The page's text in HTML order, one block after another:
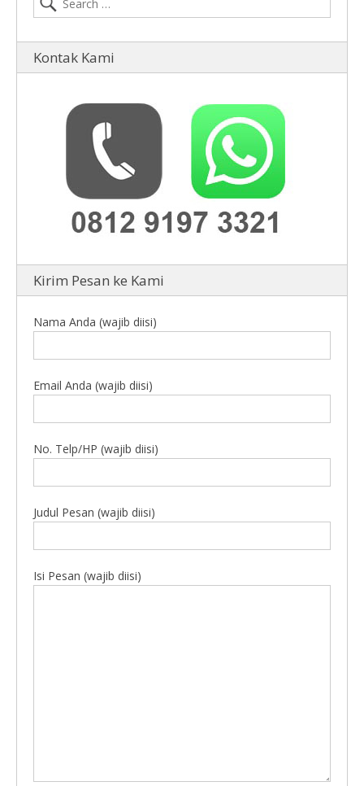
Kontak Kami
Kirim Pesan ke Kami
Nama Anda (wajib diisi)
Email Anda (wajib diisi)
No. Telp/HP (wajib diisi)
Judul Pesan (wajib diisi)
Isi Pesan (wajib diisi)